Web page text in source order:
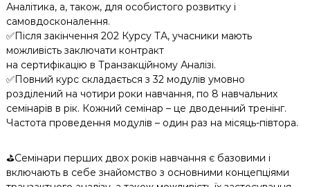
Аналітика, а, також, для особистого розвитку і
самовдосконалення.
✅Після закінчення 202 Курсу ТА, учасники мають
можливість заключати контракт
на сертифікацію в Транзакційному Аналізі.
✅Повний курс складається з 32 модулів умовно
розділений на чотири роки навчання, по 8 навчальних
семінарів в рік. Кожний семінар – це дводенний тренінг.
Частота проведення модулів – один раз на місяць-півтора.
⛳️Семінари перших двох років навчання є базовими і
включають в себе знайомство з основними концепціями